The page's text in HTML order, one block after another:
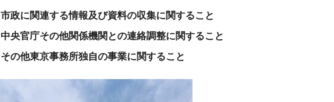
市政に関連する情報及び資料の収集に関すること
中央官庁その他関係機関との連絡調整に関すること
その他東京事務所独自の事業に関すること